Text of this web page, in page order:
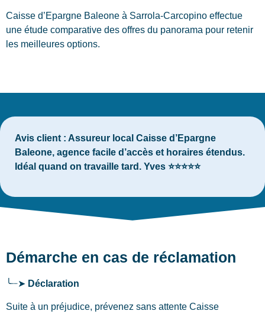
Caisse d’Epargne Baleone à Sarrola-Carcopino effectue
une étude comparative des offres du panorama pour retenir
les meilleures options.
Avis client : Assureur local Caisse d’Epargne
Baleone, agence facile d’accès et horaires étendus.
Idéal quand on travaille tard. Yves ⭐⭐⭐⭐⭐
Démarche en cas de réclamation
╰┈➤ Déclaration
Suite à un préjudice, prévenez sans attente Caisse